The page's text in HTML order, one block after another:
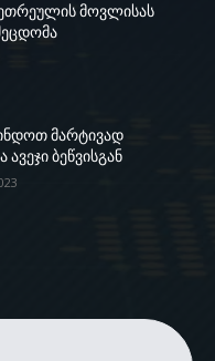
მოვლისას
მარტივად
ბეწვისგან